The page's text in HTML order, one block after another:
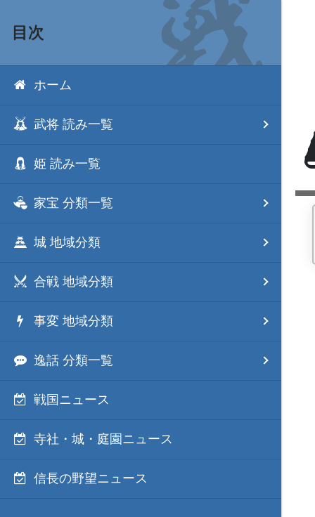
目次
ホーム
武将 読み一覧
姫 読み一覧
家宝 分類一覧
城 地域分類
合戦 地域分類
事変 地域分類
逸話 分類一覧
戦国ニュース
寺社・城・庭園ニュース
信長の野望ニュース